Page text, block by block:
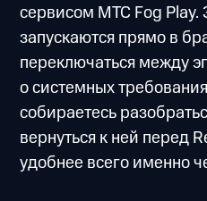
сервисом МТС Fog Play.
запускаются прямо в
переключаться между
о системных
собираетесь
вернуться к ней перед
удобнее всего именно